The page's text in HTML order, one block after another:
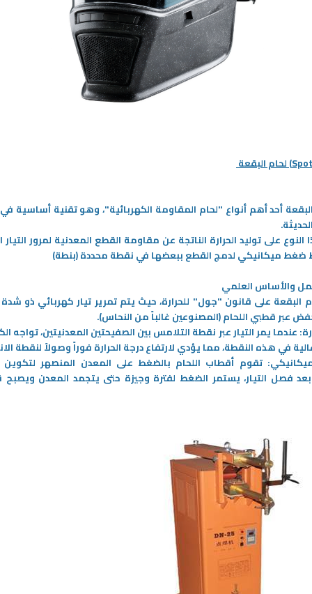
الإيمان بالقدرات
للعقل البشري؟
إلى العقل البشري باعتباره
في الكون الفسيح، فهذا
العضو الذي لا يتجاوز وزنه 2% من كتلة
الكليّة ومستويات
R410a
للبيئة, اتجهت الصناعات بدورها نحو انتاج
بدائل مستدامة بتأثير أقل على البيئة. ومع
المزيد
نوبات الهلع مؤقتة ولا
خطر حقيقي رغم شدة
لحام البقعة
أحد أهم أنواع "لحام المقاومة الكهربائية"، وهو تقنية أساسية
على توليد الحرارة الناتجة عن مقاومة القطع المعدنية لمرور التيار
ميكانيكي لدمج القطع ببعضها في نقطة محددة (بنطة)
والأساس العلمي
البقعة على قانون "جول" للحرارة، حيث يتم تمرير تيار كهربائي ذو شدة
عبر قطبي اللحام (المصنوعين غالباً من النحاس).
عندما يمر التيار عبر نقطة التلامس بين الصفيحتين المعدنيتين، تواجه
في هذه النقطة، مما يؤدي لارتفاع درجة الحرارة فوراً وصولاً لنقطة
تقوم أقطاب اللحام بالضغط على المعدن المنصهر لتكوين
فصل التيار، يستمر الضغط لفترة وجيزة حتى يتجمد المعدن